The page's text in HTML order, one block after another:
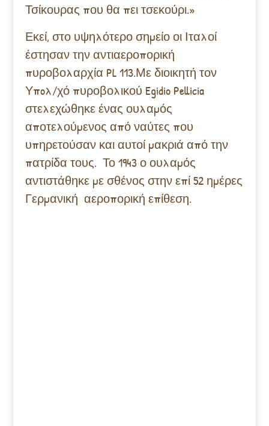
Τσίκουρας που θα πει τσεκούρι.»
Εκεί, στο υψηλότερο σημείο οι Ιταλοί
έστησαν την αντιαεροπορική
πυροβολαρχία PL 113.Με διοικητή τον
Υπoλ/χό πυροβολικού Egidio Pellicia
στελεχώθηκε ένας ουλαμός
αποτελούμενος από ναύτες που
υπηρετούσαν και αυτοί μακριά από την
πατρίδα τους. Το 1943 ο ουλαμός
αντιστάθηκε με σθένος στην επί 52 ημέρες
Γερμανική αεροπορική επίθεση.